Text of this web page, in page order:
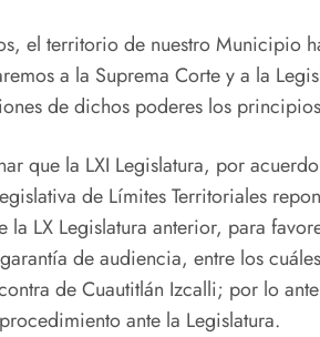
el territorio de nuestro Municipio
a la Suprema Corte y a la
de dichos poderes los
que la LXI Legislatura, por
de Límites Territoriales
la LX Legislatura anterior, para
de audiencia, entre los
de Cuautitlán Izcalli; por lo
ante la Legislatura.